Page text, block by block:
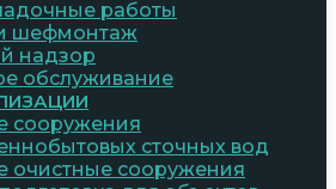
работы
шефмонтаж
надзор
обслуживание
сооружения
сточных вод
очистные сооружения